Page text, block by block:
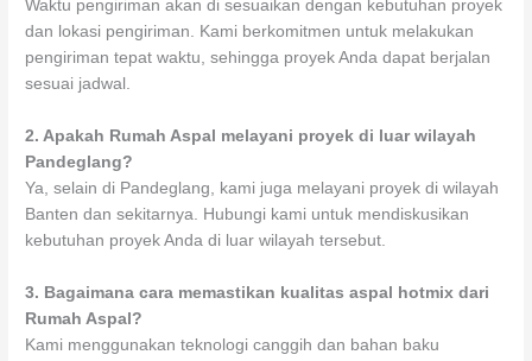
Waktu pengiriman akan di sesuaikan dengan kebutuhan proyek
dan lokasi pengiriman. Kami berkomitmen untuk melakukan
pengiriman tepat waktu, sehingga proyek Anda dapat berjalan
sesuai jadwal.
2.Apakah Rumah Aspal melayani proyek di luar wilayah
Pandeglang?
Ya, selain di Pandeglang, kami juga melayani proyek di wilayah
Banten dan sekitarnya. Hubungi kami untuk mendiskusikan
kebutuhan proyek Anda di luar wilayah tersebut.
3. Bagaimana cara memastikan kualitas aspal hotmix dari
Rumah Aspal?
Kami menggunakan teknologi canggih dan bahan baku